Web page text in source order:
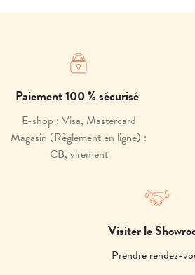
Paiement 100 % sécurisé
E-shop : Visa, Mastercard
Magasin (Règlement en ligne) :
CB, virement
Visiter le
Prendre rendez-